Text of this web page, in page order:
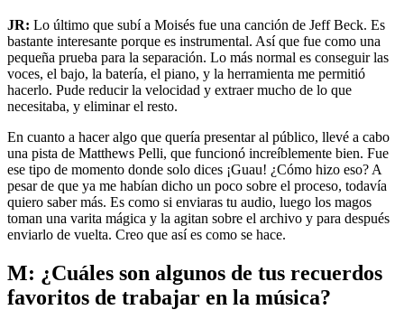
JR: Lo último que subí a Moisés fue una canción de Jeff Beck. Es
bastante interesante porque es instrumental. Así que fue como una
pequeña prueba para la separación. Lo más normal es conseguir las
voces, el bajo, la batería, el piano, y la herramienta me permitió
hacerlo. Pude reducir la velocidad y extraer mucho de lo que
necesitaba, y eliminar el resto.
En cuanto a hacer algo que quería presentar al público, llevé a cabo
una pista de Matthews Pelli, que funcionó increíblemente bien. Fue
ese tipo de momento donde solo dices ¡Guau! ¿Cómo hizo eso? A
pesar de que ya me habían dicho un poco sobre el proceso, todavía
quiero saber más. Es como si enviaras tu audio, luego los magos
toman una varita mágica y la agitan sobre el archivo y para después
enviarlo de vuelta. Creo que así es como se hace.
M: ¿Cuáles son algunos de tus recuerdos
favoritos de trabajar en la música?